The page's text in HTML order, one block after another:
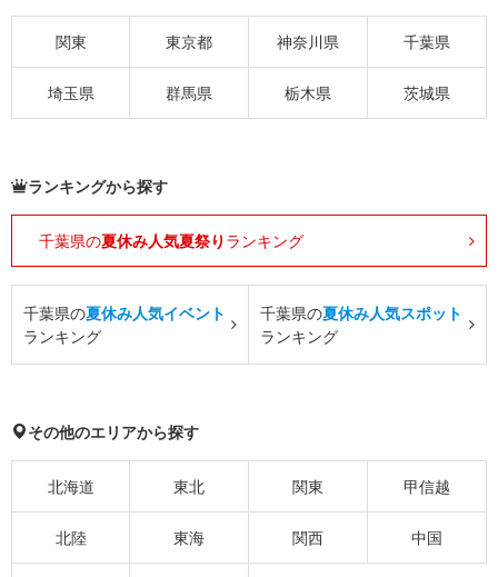
関東 東京都 神奈川県 千葉県
埼玉県 群馬県 栃木県 茨城県
ランキングから探す
千葉県の夏休み人気夏祭り ランキング
千葉県の夏休み人気イベント
ランキング
千葉県の夏休み人気スポット
ランキング
その他のエリアから探す
北海道 東北 関東 甲信越
北陸 東海 関西 中国